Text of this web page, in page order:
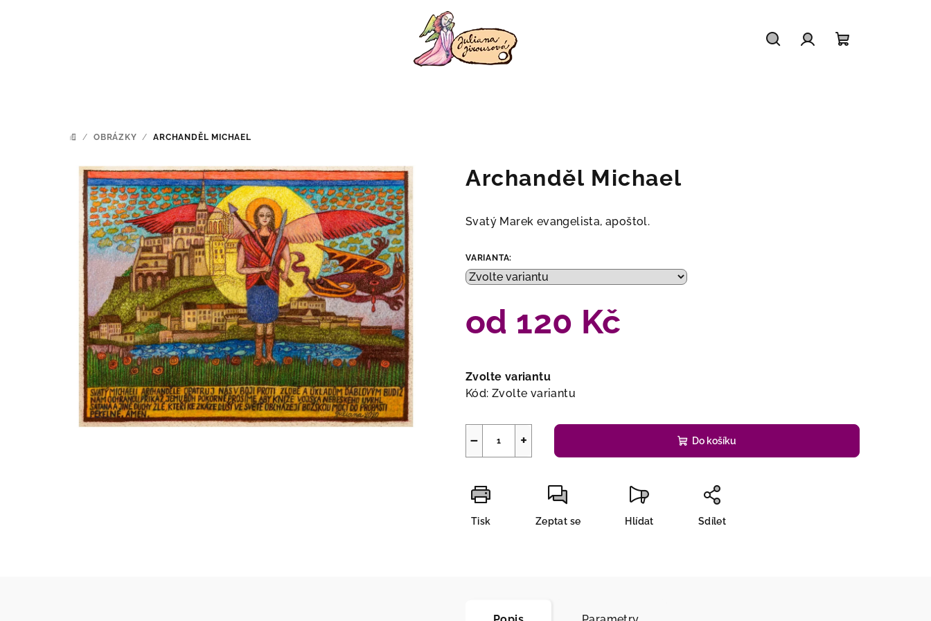
DOMŮ
/ OBRÁZKY / ARCHANDĚL MICHAEL
Archanděl Michael
Svatý Marek evangelista, apoštol.
VARIANTA:
od 120 Kč
cena:
Zvolte variantu
Kód: Zvolte variantu
+
− Do košíku
Tisk Zeptat se Hlídat Sdílet